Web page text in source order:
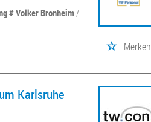
# Volker Bronheim/
Merken
Karlsruhe